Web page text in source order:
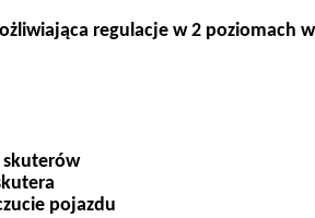
regulacje w 2 poziomach w
skuterów
pojazdu